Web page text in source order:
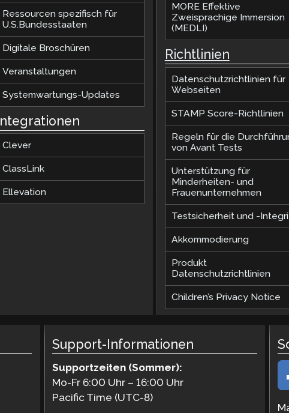
Ressourcen spezifisch für
U.S.Bundesstaaten
Digitale Broschüren
Veranstaltungen
Systemwartungs-Updates
Integrationen
Clever
ClassLink
Ellevation
MORE Effektive
Zweisprachige Immersion
(MEDLI)
Richtlinien
Datenschutzrichtlinien für
Webseiten
STAMP Score-Richtlinien
Regeln für die
von Avant Tests
Unterstützung für
Minderheiten- und
Frauenunternehmen
Testsicherheit und -
Akkommodierung
Produkt
Datenschutzrichtlinien
Children’s Privacy Notice
Support-Informationen
Supportzeiten (Sommer):
Mo-Fr 6:00 Uhr – 16:00 Uhr
Pacific Time (UTC-8)